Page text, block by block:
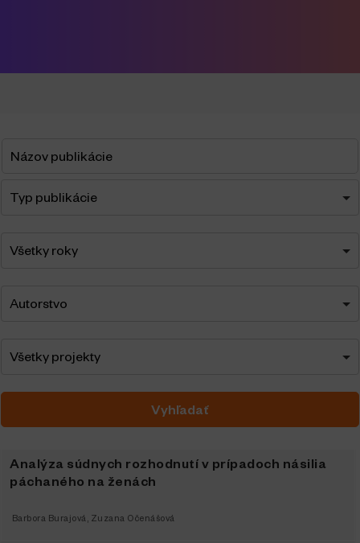
Analýza súdnych rozhodnutí v prípadoch násilia
páchaného na ženách
Barbora Burajová, Zuzana Očenášová